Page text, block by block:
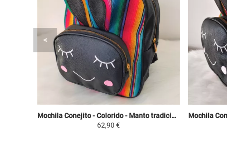
Mochila Conejito - Colorido - Manto tradicional Peruano Guacamayo
62,90 €